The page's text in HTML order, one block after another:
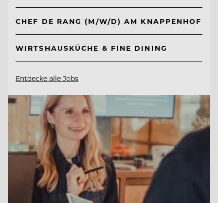
CHEF DE RANG (M/W/D) AM KNAPPENHOF
WIRTSHAUSKÜCHE & FINE DINING
Entdecke alle Jobs